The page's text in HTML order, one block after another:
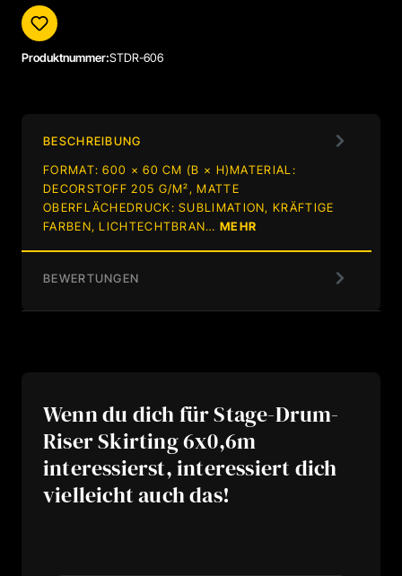
Produktnummer:STDR-606
BESCHREIBUNG
FORMAT: 600 × 60 CM (B × H)MATERIAL:
DECORSTOFF 205 G/M², MATTE
OBERFLÄCHEDRUCK: SUBLIMATION, KRÄFTIGE
FARBEN, LICHTECHTBRAN… MEHR
BEWERTUNGEN
Wenn du dich für Stage-Drum-
Riser Skirting 6x0,6m
interessierst, interessiert dich
vielleicht auch das!